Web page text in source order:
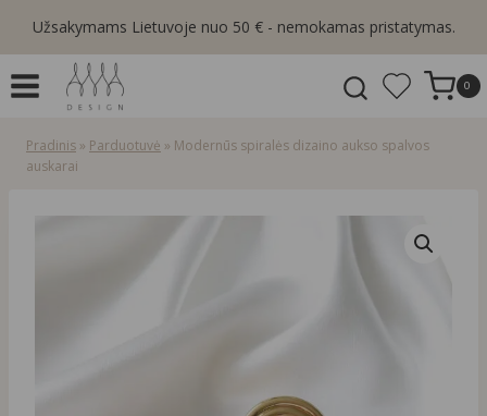
content
Užsakymams Lietuvoje nuo 50 € - nemokamas pristatymas.
0
Pradinis » Parduotuvė » Modernūs spiralės dizaino aukso spalvos
auskarai